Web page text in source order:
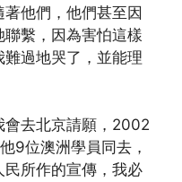
他們，他們甚至因
繫，因為害怕這樣
過地哭了，並能理
會去北京請願，2002
9位澳洲學員同去，
所作的宣傳，我必